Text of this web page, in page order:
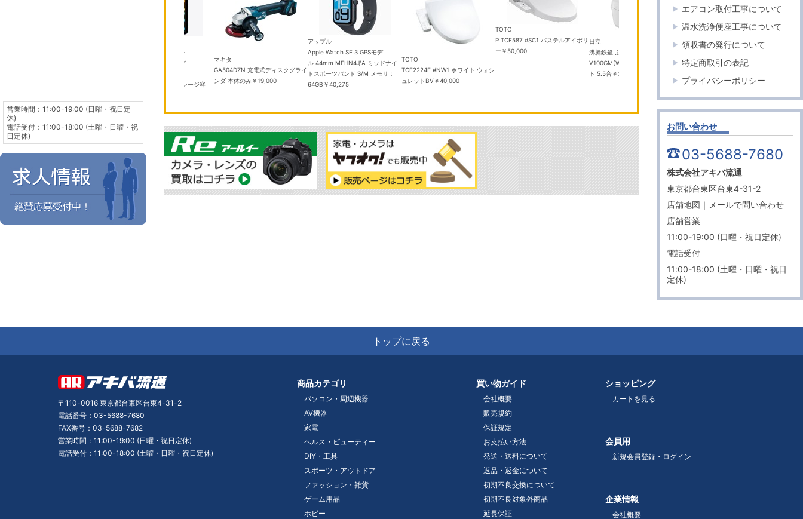
ー Apple A17 Pro ストレージ容
マキタ
GA504DZN 充電式ディスクグライ
ンダ 本体のみ￥19,000
アップル
Apple Watch SE 3 GPSモデ
ル 44mm MEHN4J/A ミッドナイ
トスポーツバンド S/M メモリ：
64GB￥40,275
TOTO
TCF2224E #NW1 ホワイト ウォシ
ュレットBV ￥40,000
TOTO
P TCF587 #SC1 パステルアイボリ
￥50,000
日立
沸騰鉄釜 ふっくら御膳 RZ-
V100GM(W) フロストホワイ
ト 5.5合￥31,290
ツインバード
￥35,700
パナソニック
営業時間：11:00-19:00 (日曜・祝日定
休)
電話受付：11:00-18:00 (土曜・日曜・祝
日定休)
エアコン取付工事について
温水洗浄便座工事について
領収書の発行について
特定商取引の表記
プライバシーポリシー
お問い合わせ
03-5688-7680
株式会社アキバ流通
東京都台東区台東4-31-2
店舗地図 ｜ メールで問い合わせ
店舗営業
11:00-19:00 (日曜・祝日定休)
電話受付
11:00-18:00 (土曜・日曜・祝日
定休)
トップに戻る
〒110-0016 東京都台東区台東4-31-2
電話番号：03-5688-7680
FAX番号：03-5688-7682
営業時間：11:00-19:00 (日曜・祝日定休)
電話受付：11:00-18:00 (土曜・日曜・祝日定休)
商品カテゴリ
パソコン・周辺機器
AV機器
家電
ヘルス・ビューティー
DIY・工具
スポーツ・アウトドア
ファッション・雑貨
ゲーム用品
ホビー
買い物ガイド
会社概要
販売規約
保証規定
お支払い方法
発送・送料について
返品・返金について
初期不良交換について
初期不良対象外商品
延長保証
ショッピング
カートを見る
会員用
新規会員登録・ログイン
企業情報
会社概要